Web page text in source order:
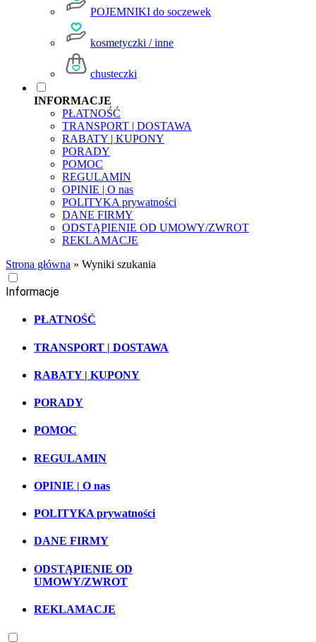
POJEMNIKI do soczewek
kosmetyczki / inne
chusteczki
INFORMACJE
PŁATNOŚĆ
TRANSPORT | DOSTAWA
RABATY | KUPONY
PORADY
POMOC
REGULAMIN
OPINIE | O nas
POLITYKA prywatności
DANE FIRMY
ODSTĄPIENIE OD UMOWY/ZWROT
REKLAMACJE
Strona główna » Wyniki szukania
Informacje
PŁATNOŚĆ
TRANSPORT | DOSTAWA
RABATY | KUPONY
PORADY
POMOC
REGULAMIN
OPINIE | O nas
POLITYKA prywatności
DANE FIRMY
ODSTĄPIENIE OD
UMOWY/ZWROT
REKLAMACJE